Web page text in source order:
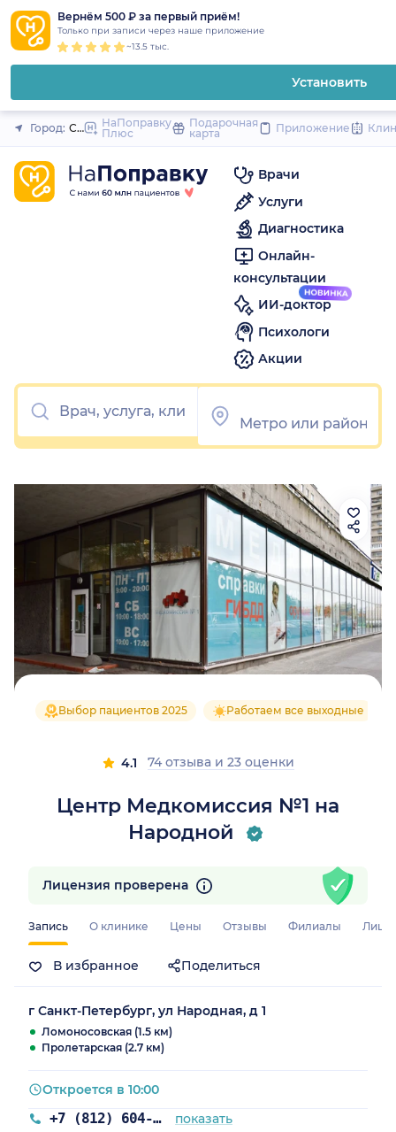
Вернём 500 ₽ за первый приём!
Только при записи через наше приложение
~13.5 тыс.
Установить
Закрыть
Город: Санкт-Петербург
НаПоправку
Плюс
Подарочная
карта
Приложение
Врачи
Услуги
Диагностика
Онлайн-
консультации
ИИ-доктор
Психологи
Акции
Центр Медкомиссия №1 на
Народной
Выбор пациентов 2025 Работаем все выходные
4.1 74 отзыва и 23 оценки
Запись О клинике Цены Отзывы Филиалы
В избранное Поделиться
Лицензия проверена
г Санкт-Петербург, ул Народная, д 1
Ломоносовская (1.5 км)
Пролетарская (2.7 км)
+7 (812) 604-20-31 показать
Откроется в 10:00